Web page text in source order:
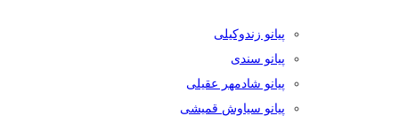
پیانو زندوکیلی
پیانو سندی
پیانو شادمهر عقیلی
پیانو سیاوش قمیشی